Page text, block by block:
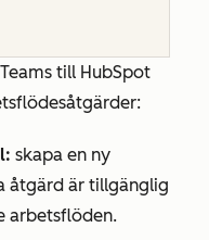
till HubSpot
skapa en ny
åtgärd är tillgänglig
arbetsflöden.